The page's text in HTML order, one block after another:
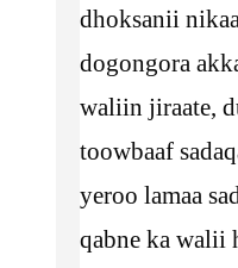
dhoksanii
dogongora
waliin jiraate,
toowbaaf
yeroo lamaa
qabne ka walii